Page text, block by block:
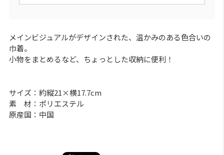
メインビジュアルがデザインされた、温かみのある色合いの
巾着。
小物をまとめるなど、ちょっとした収納に便利！
サイズ：約縦21×横17.7cm
素 材：ポリエステル
原産国：中国